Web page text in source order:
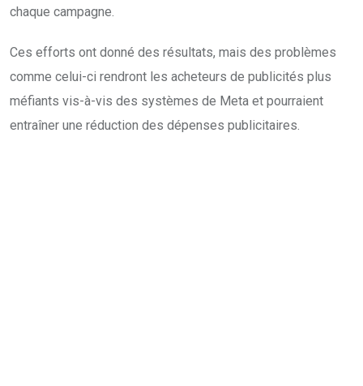
chaque campagne.
Ces efforts ont donné des résultats, mais des problèmes
comme celui-ci rendront les acheteurs de publicités plus
méfiants vis-à-vis des systèmes de Meta et pourraient
entraîner une réduction des dépenses publicitaires.